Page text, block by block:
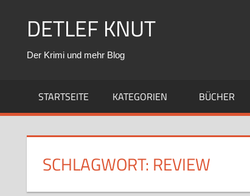
DETLEF KNUT
Der Krimi und mehr Blog
STARTSEITE KATEGORIEN BÜCHER
SCHLAGWORT: REVIEW